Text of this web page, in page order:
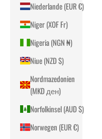
Niederlande (EUR €)
Niger (XOF Fr)
Nigeria (NGN ₦)
Niue (NZD $)
Nordmazedonien
(MKD ден)
Norfolkinsel (AUD $)
Norwegen (EUR €)